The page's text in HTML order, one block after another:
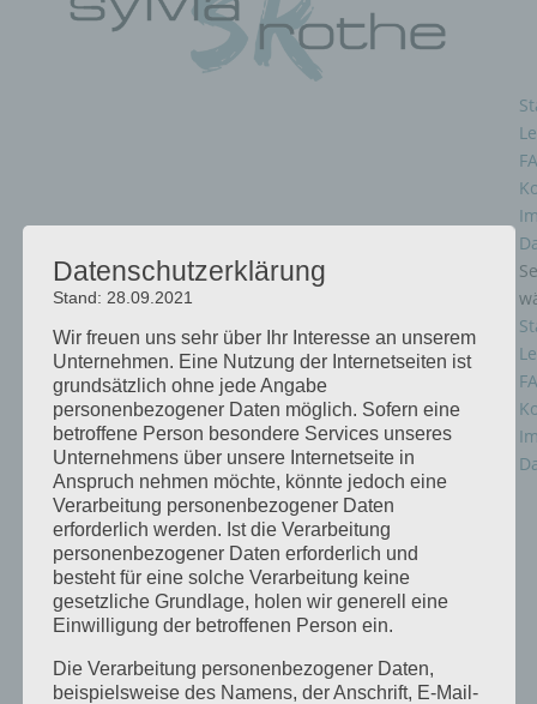
Datenschutzerklärung
Stand: 28.09.2021
Wir freuen uns sehr über Ihr Interesse an unserem
Unternehmen. Eine Nutzung der Internetseiten ist
grundsätzlich ohne jede Angabe
personenbezogener Daten möglich. Sofern eine
betroffene Person besondere Services unseres
Unternehmens über unsere Internetseite in
Anspruch nehmen möchte, könnte jedoch eine
Verarbeitung personenbezogener Daten
erforderlich werden. Ist die Verarbeitung
personenbezogener Daten erforderlich und
besteht für eine solche Verarbeitung keine
gesetzliche Grundlage, holen wir generell eine
Einwilligung der betroffenen Person ein.
Die Verarbeitung personenbezogener Daten,
beispielsweise des Namens, der Anschrift, E-Mail-